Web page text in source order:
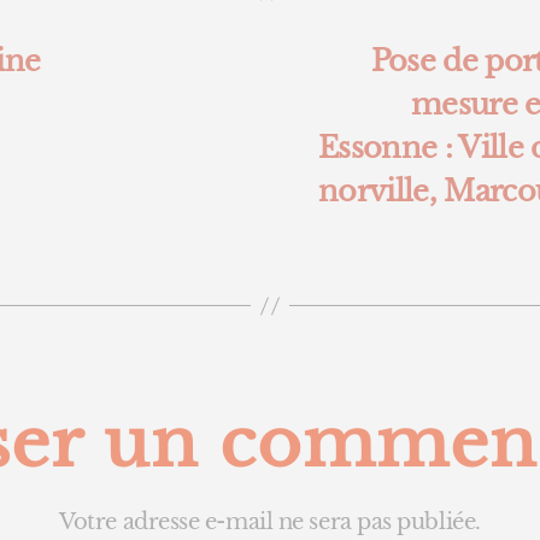
Pose de
mesure
Essonne : Ville
norville,
un
Votre adresse e-mail ne sera pas publiée.